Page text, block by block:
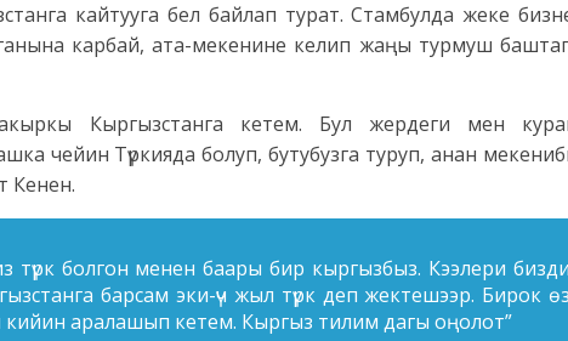
кайтууга бел байлап турат. Стамбулда жеке
карбай, ата-мекенине келип жаңы турмуш
Кыргызстанга кетем. Бул жердеги мен
чейин Түркияда болуп, бутубузга туруп, анан
Кенен.
түрк болгон менен баары бир кыргызбыз. Кээлери бизди
барсам эки-үч жыл түрк деп жектешээр. Бирок өз
аралашып кетем. Кыргыз тилим дагы оңолот”